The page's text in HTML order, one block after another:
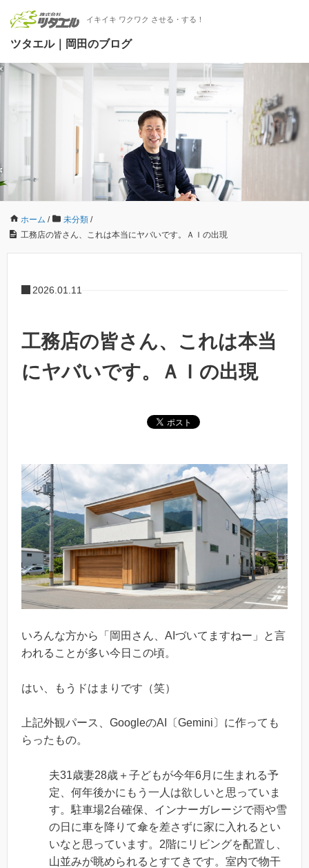
イキイキ ワクワク させる・する！
ツタエル｜岡田のブログ
ホーム / 未分類 /
工務店の皆さん、これは本当にヤバいです。ＡＩの出現
2026.01.11
工務店の皆さん、これは本当
にヤバいです。ＡＩの出現
いろんな方から「岡田さん、AIづいてますねー」と言
われることが多い今日この頃。
はい、もうドはまりです（笑）
上記外観パース、GoogleのAI〔Gemini〕に作っても
らったもの。
夫31歳妻28歳＋子どもが今年6月に生まれる予
定、何年後かにもう一人は欲しいと思っていま
す。駐車場2台確保、インナーガレージで雨や雪
の日に車を降りて傘を差さずに家に入れるとい
いなと思っています。2階にリビングを配置し、
山並みが眺められるとすてきです。室内で物干